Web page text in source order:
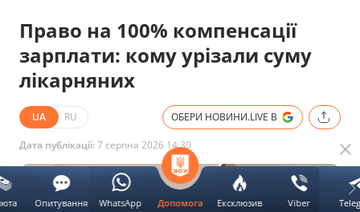
Право на 100% компенсації
зарплати: кому урізали суму
лікарняних
UA RU ОБЕРИ НОВИНИ.LIVE В
Дата публікації:7 серпня 2026 14:30
Допомога Ексклюзив Viber
Опитування WhatsApp